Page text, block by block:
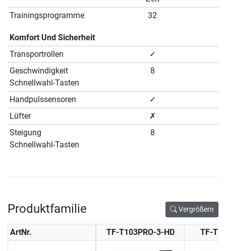
Trainingsprogramme
32
Komfort Und Sicherheit
Transportrollen
✓
Geschwindigkeit
Schnellwahl-Tasten
8
Handpulssensoren
✓
Lüfter
✗
Steigung
Schnellwahl-Tasten
8
Produktfamilie Vergrößern
ArtNr. TF-T103PRO-3-HD TF-